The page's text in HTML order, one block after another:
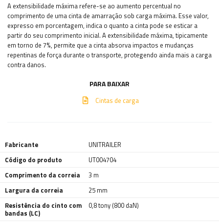
A extensibilidade máxima refere-se ao aumento percentual no
comprimento de uma cinta de amarração sob carga máxima. Esse valor,
expresso em porcentagem, indica o quanto a cinta pode se esticar a
partir do seu comprimento inicial. A extensibilidade máxima, tipicamente
em torno de 7%, permite que a cinta absorva impactos e mudanças
repentinas de força durante o transporte, protegendo ainda mais a carga
contra danos.
PARA BAIXAR
Cintas de carga
Fabricante
UNITRAILER
Código do produto
UT004704
Comprimento da correia
3 m
Largura da correia
25 mm
Resistência do cinto com
bandas (LC)
0,8 tony (800 daN)